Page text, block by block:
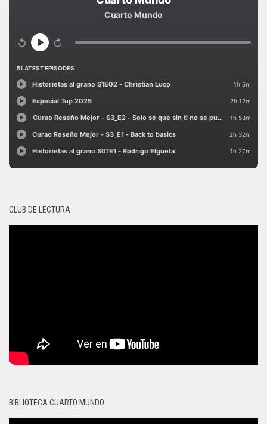
CLUB DE LECTURA
BIBLIOTECA CUARTO MUNDO